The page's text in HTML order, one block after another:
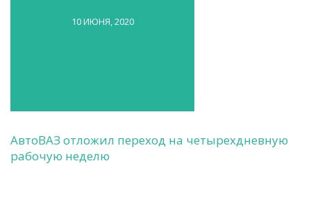
10 ИЮНЯ, 2020
АвтоВАЗ отложил переход на четырехдневную
рабочую неделю